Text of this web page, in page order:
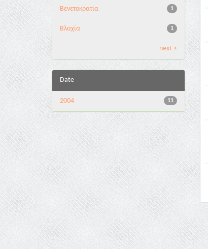
1
Βενετοκρατία
1
Βλαχία
next >
Date
11
2004